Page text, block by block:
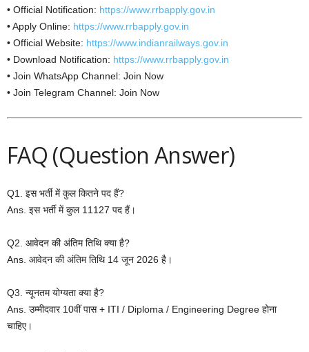
• Official Notification: https://www.rrbapply.gov.in
• Apply Online: https://www.rrbapply.gov.in
• Official Website: https://www.indianrailways.gov.in
• Download Notification: https://www.rrbapply.gov.in
• Join WhatsApp Channel: Join Now
• Join Telegram Channel: Join Now
FAQ (Question Answer)
Q1. इस भर्ती में कुल कितने पद हैं?
Ans. इस भर्ती में कुल 11127 पद हैं।
Q2. आवेदन की अंतिम तिथि क्या है?
Ans. आवेदन की अंतिम तिथि 14 जून 2026 है।
Q3. न्यूनतम योग्यता क्या है?
Ans. उम्मीदवार 10वीं पास + ITI / Diploma / Engineering Degree होना
चाहिए।